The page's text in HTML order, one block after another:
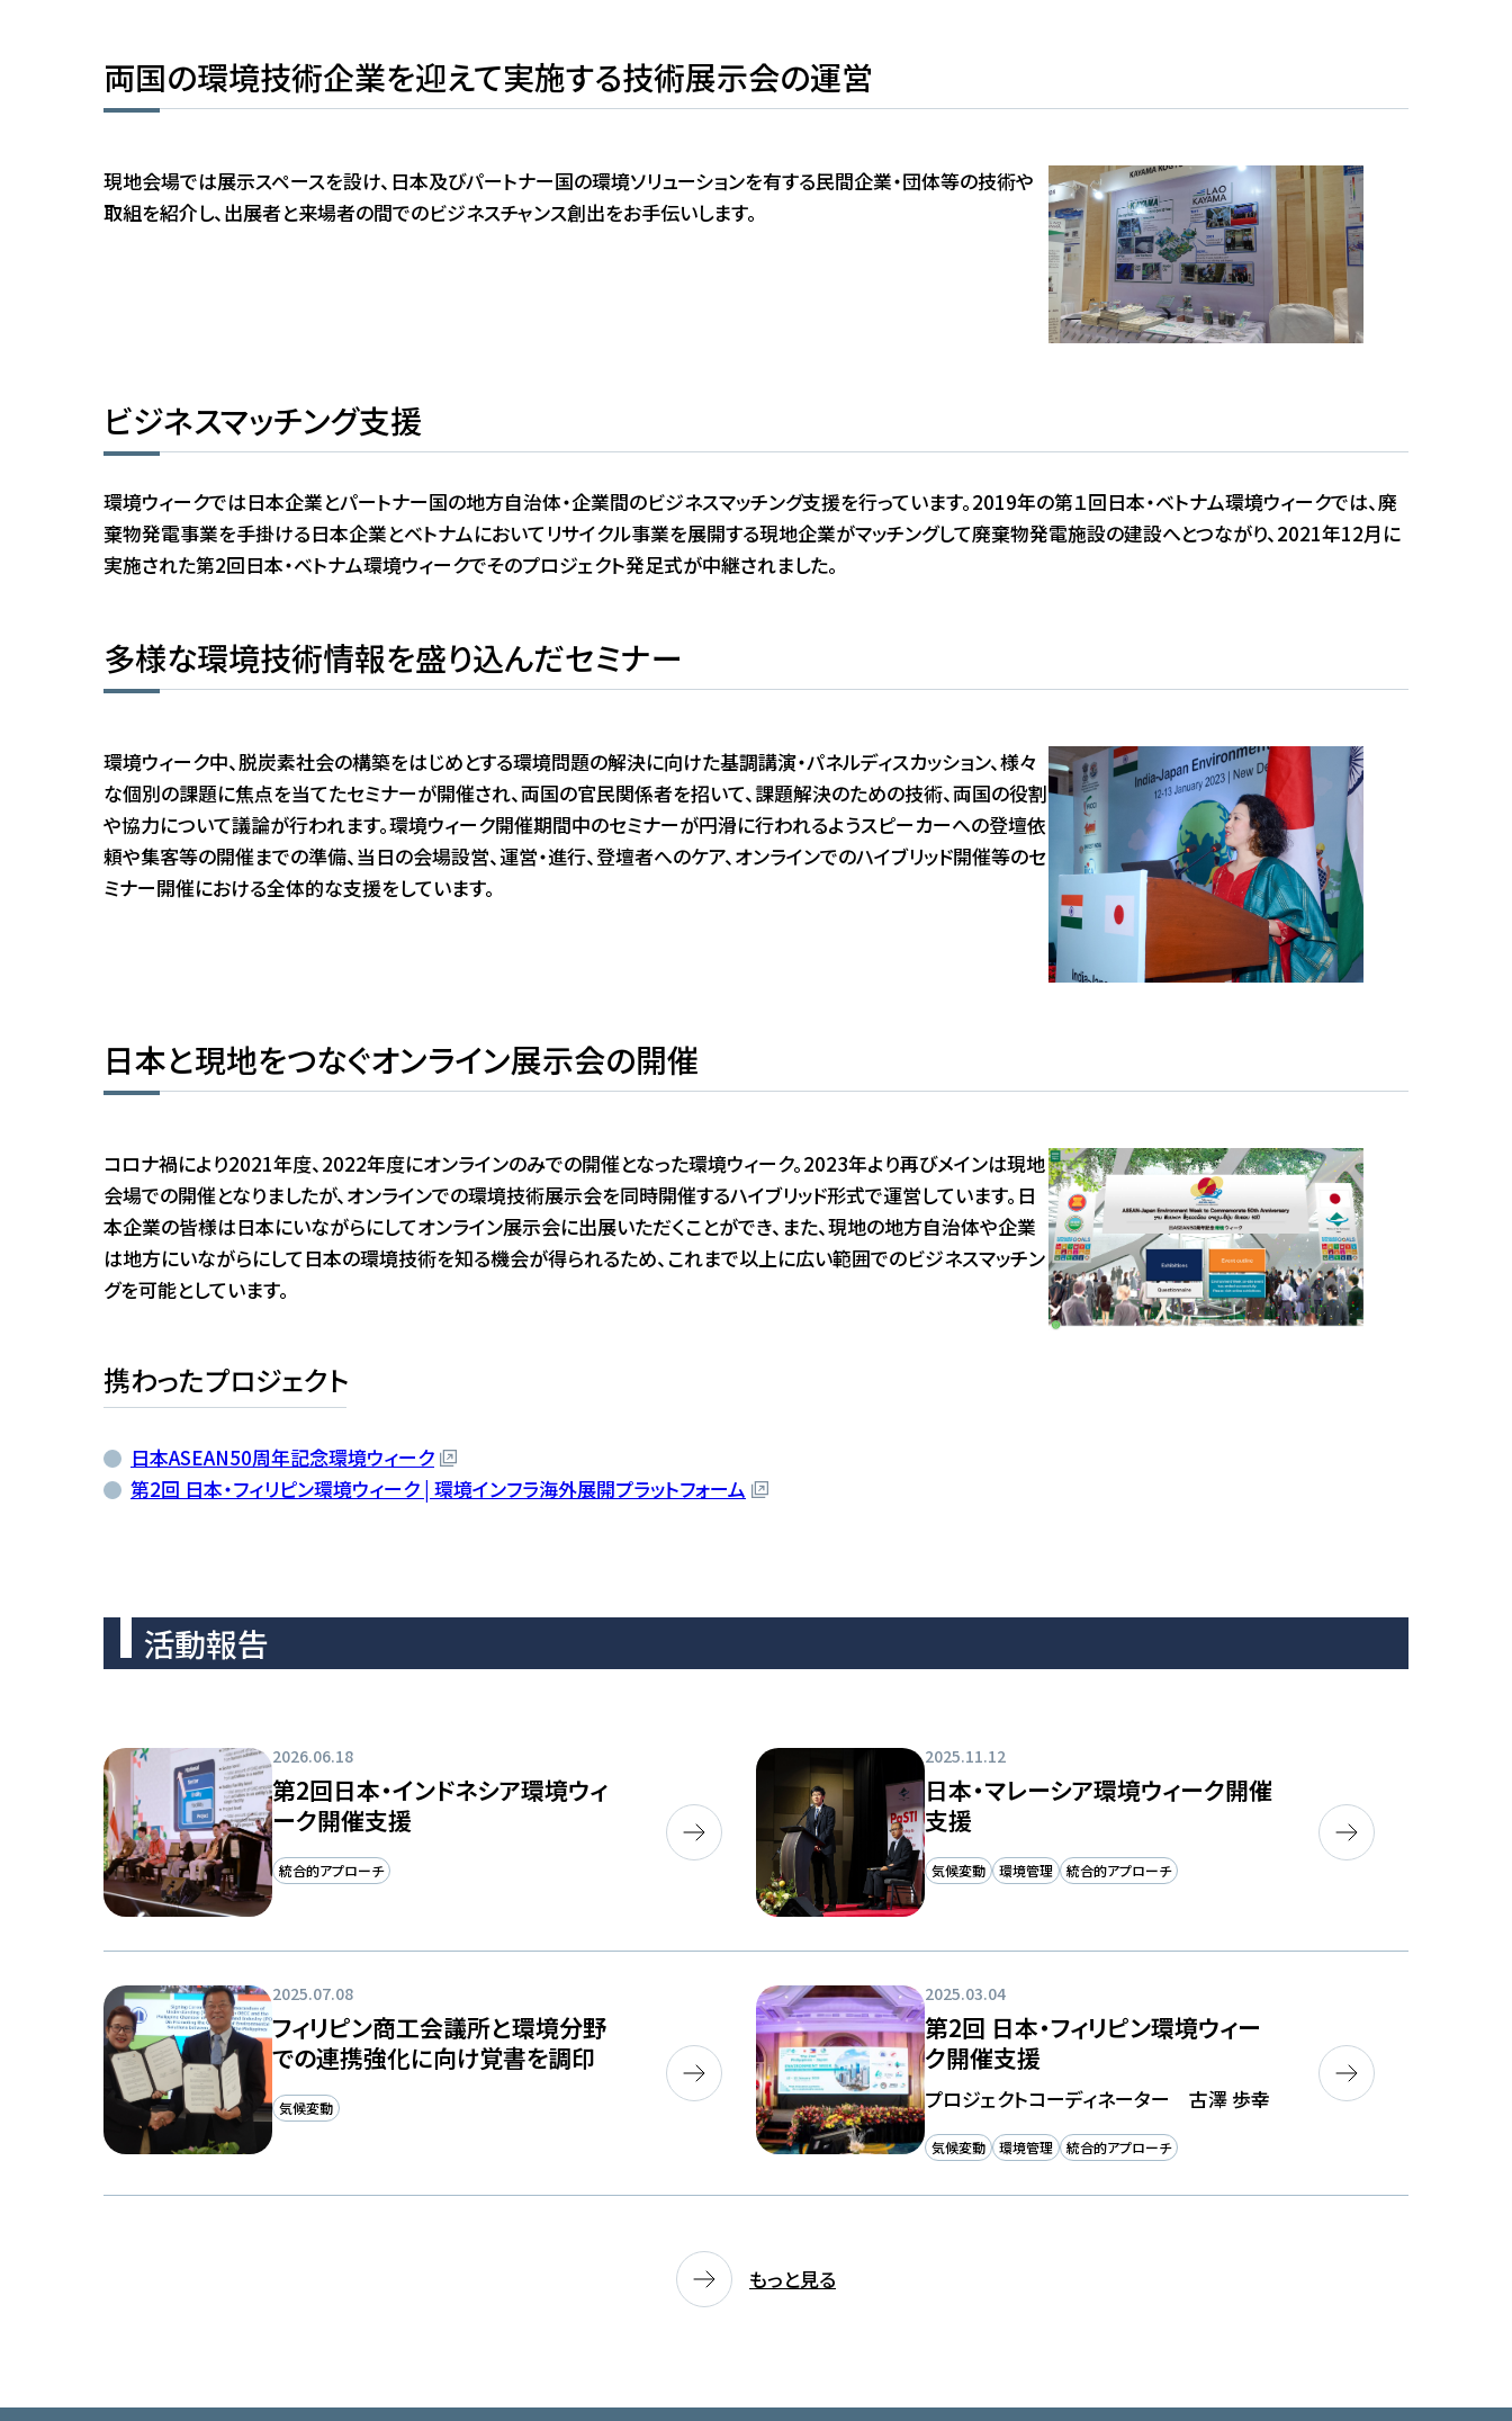
両国の環境技術企業を迎えて実施する技術展示会の運営
現地会場では展示スペースを設け、日本及びパートナー国の環境ソリューションを有する民間企業・団体等の技術や
取組を紹介し、出展者と来場者の間でのビジネスチャンス創出をお手伝いします。
ビジネスマッチング支援
環境ウィークでは日本企業とパートナー国の地方自治体・企業間のビジネスマッチング支援を行っています。2019年の第１回日本・ベトナム環境ウィークでは、廃
棄物発電事業を手掛ける日本企業とベトナムにおいてリサイクル事業を展開する現地企業がマッチングして廃棄物発電施設の建設へとつながり、2021年12月に
実施された第2回日本・ベトナム環境ウィークでそのプロジェクト発足式が中継されました。
多様な環境技術情報を盛り込んだセミナー
環境ウィーク中、脱炭素社会の構築をはじめとする環境問題の解決に向けた基調講演・パネルディスカッション、様々
な個別の課題に焦点を当てたセミナーが開催され、両国の官民関係者を招いて、課題解決のための技術、両国の役割
や協力について議論が行われます。環境ウィーク開催期間中のセミナーが円滑に行われるようスピーカーへの登壇依
頼や集客等の開催までの準備、当日の会場設営、運営・進行、登壇者へのケア、オンラインでのハイブリッド開催等のセ
ミナー開催における全体的な支援をしています。
日本と現地をつなぐオンライン展示会の開催
コロナ禍により2021年度、2022年度にオンラインのみでの開催となった環境ウィーク。2023年より再びメインは現地
会場での開催となりましたが、オンラインでの環境技術展示会を同時開催するハイブリッド形式で運営しています。日
本企業の皆様は日本にいながらにしてオンライン展示会に出展いただくことができ、また、現地の地方自治体や企業
は地方にいながらにして日本の環境技術を知る機会が得られるため、これまで以上に広い範囲でのビジネスマッチン
グを可能としています。
携わったプロジェクト
日本ASEAN50周年記念環境ウィーク
第2回 日本・フィリピン環境ウィーク | 環境インフラ海外展開プラットフォーム
活動報告
2026.06.18
第2回日本・インドネシア環境ウィ
ーク開催支援
統合的アプローチ
2025.11.12
日本・マレーシア環境ウィーク開催
支援
気候変動 環境管理 統合的アプローチ
2025.07.08
フィリピン商工会議所と環境分野
での連携強化に向け覚書を調印
気候変動
2025.03.04
第2回 日本・フィリピン環境ウィー
ク開催支援
プロジェクトコーディネーター 古澤 歩幸
気候変動 環境管理 統合的アプローチ
もっと見る